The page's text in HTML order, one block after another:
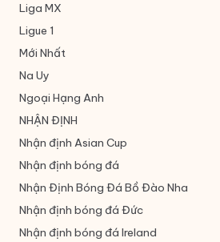
Liga MX
Ligue 1
Mới Nhất
Na Uy
Ngoại Hạng Anh
NHẬN ĐỊNH
Nhận định Asian Cup
Nhận định bóng đá
Nhận Định Bóng Đá Bồ Đào Nha
Nhận định bóng đá Đức
Nhận định bóng đá Ireland